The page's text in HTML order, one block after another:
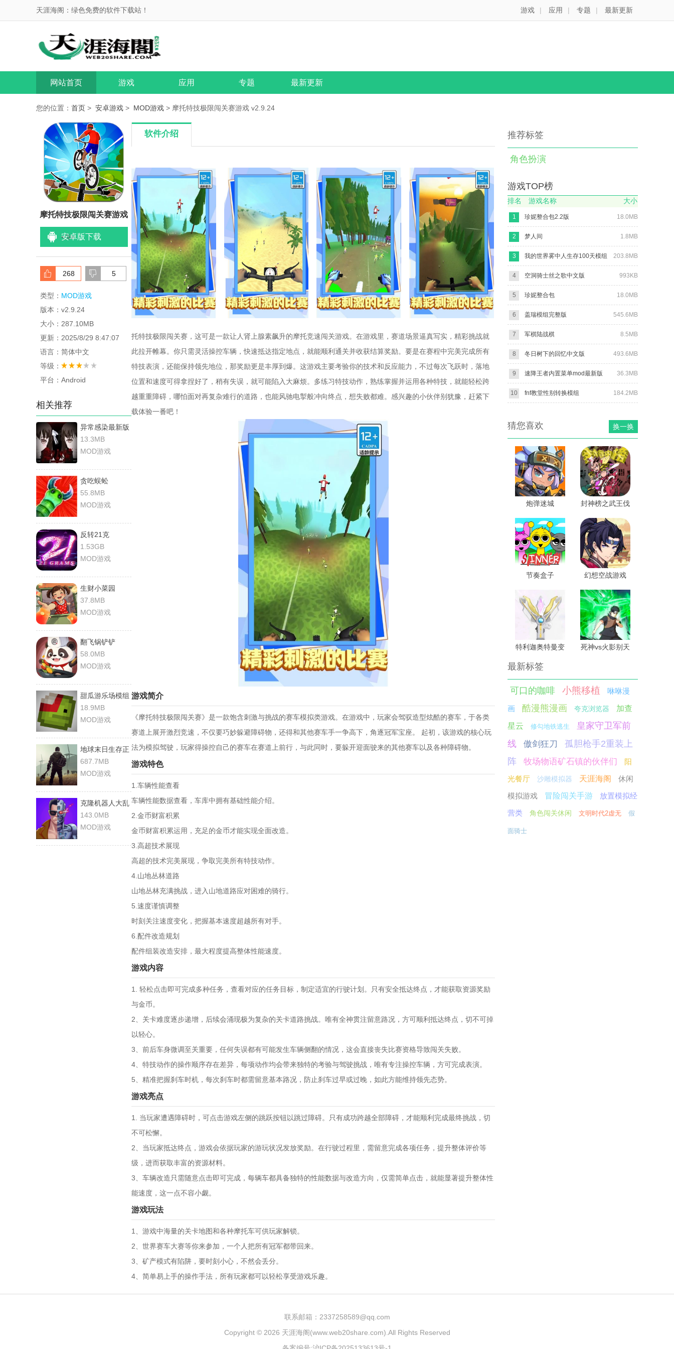
天涯海阁：绿色免费的软件下载站！ 游戏 | 应用 | 专题 | 最新更新
网站首页 游戏 应用 专题 最新更新
您的位置： 首页 > 安卓游戏 > MOD游戏 > 摩托特技极限闯关赛游戏 v2.9.24
摩托特技极限闯关赛游戏
安卓版下载
</li>
268 5
类型： MOD游戏
版本：v2.9.24
大小：287.10MB
更新：2025/8/29 8:47:07
语言：简体中文
等级：
平台：Android
相关推荐
异常感染最新版
13.3MB
MOD游戏
贪吃蜈蚣
55.8MB
MOD游戏
反转21克
1.53GB
MOD游戏
生财小菜园
37.8MB
MOD游戏
翻飞锅铲铲
58.0MB
MOD游戏
甜瓜游乐场模组
版
18.9MB
MOD游戏
地球末日生存正
版
687.7MB
MOD游戏
克隆机器人大乱
斗正版
143.0MB
MOD游戏
软件介绍
托特技极限闯关赛，这可是一款让人肾上腺素飙升的摩托竞速闯关游戏。在游戏里，赛道场景逼真写实，精彩挑战就
此拉开帷幕。你只需灵活操控车辆，快速抵达指定地点，就能顺利通关并收获结算奖励。要是在赛程中完美完成所有
特技表演，还能保持领先地位，那奖励更是丰厚到爆。这游戏主要考验你的技术和反应能力，不过每次飞跃时，落地
位置和速度可得拿捏好了，稍有失误，就可能陷入大麻烦。多练习特技动作，熟练掌握并运用各种特技，就能轻松跨
越重重障碍，哪怕面对再复杂难行的道路，也能风驰电掣般冲向终点，想失败都难。感兴趣的小伙伴别犹豫，赶紧下
载体验一番吧！
游戏简介
《摩托特技极限闯关赛》是一款饱含刺激与挑战的赛车模拟类游戏。在游戏中，玩家会驾驭造型炫酷的赛车，于各类
赛道上展开激烈竞速，不仅要巧妙躲避障碍物，还得和其他赛车手一争高下，角逐冠军宝座。 起初，该游戏的核心玩
法为模拟驾驶，玩家得操控自己的赛车在赛道上前行，与此同时，要躲开迎面驶来的其他赛车以及各种障碍物。
游戏特色
1.车辆性能查看
车辆性能数据查看，车库中拥有基础性能介绍。
2.金币财富积累
金币财富积累运用，充足的金币才能实现全面改造。
3.高超技术展现
高超的技术完美展现，争取完美所有特技动作。
4.山地丛林道路
山地丛林充满挑战，进入山地道路应对困难的骑行。
5.速度谨慎调整
时刻关注速度变化，把握基本速度超越所有对手。
6.配件改造规划
配件组装改造安排，最大程度提高整体性能速度。
游戏内容
1. 轻松点击即可完成多种任务，查看对应的任务目标，制定适宜的行驶计划。只有安全抵达终点，才能获取资源奖励
与金币。
2、关卡难度逐步递增，后续会涌现极为复杂的关卡道路挑战。唯有全神贯注留意路况，方可顺利抵达终点，切不可掉
以轻心。
3、前后车身微调至关重要，任何失误都有可能发生车辆侧翻的情况，这会直接丧失比赛资格导致闯关失败。
4、特技动作的操作顺序存在差异，每项动作均会带来独特的考验与驾驶挑战，唯有专注操控车辆，方可完成表演。
5、精准把握刹车时机，每次刹车时都需留意基本路况，防止刹车过早或过晚，如此方能维持领先态势。
游戏亮点
1. 当玩家遭遇障碍时，可点击游戏左侧的跳跃按钮以跳过障碍。只有成功跨越全部障碍，才能顺利完成最终挑战，切
不可松懈。
2、当玩家抵达终点，游戏会依据玩家的游玩状况发放奖励。在行驶过程里，需留意完成各项任务，提升整体评价等
级，进而获取丰富的资源材料。
3、车辆改造只需随意点击即可完成，每辆车都具备独特的性能数据与改造方向，仅需简单点击，就能显著提升整体性
能速度，这一点不容小觑。
游戏玩法
1、游戏中海量的关卡地图和各种摩托车可供玩家解锁。
2、世界赛车大赛等你来参加，一个人把所有冠军都带回来。
3、矿产模式有陷阱，要时刻小心，不然会丢分。
4、简单易上手的操作手法，所有玩家都可以轻松享受游戏乐趣。
推荐标签
角色扮演
游戏TOP榜
排名 游戏名称 大小
1 18.0MB
珍妮整合包2.2版
2 1.8MB
梦人间
3 203.8MB
我的世界雾中人生存100天模组
4 993KB
空洞骑士丝之歌中文版
5 18.0MB
珍妮整合包
6 545.6MB
盖瑞模组完整版
7 8.5MB
军棋陆战棋
8 493.6MB
冬日树下的回忆中文版
9 36.3MB
速降王者内置菜单mod最新版
10 184.2MB
fnf教堂性别转换模组
换一换
猜您喜欢
炮弹迷城
封神榜之武王伐
节奏盒子
幻想空战游戏
特利迦奥特曼变
死神vs火影别天
最新标签
可口的咖啡 小熊移植 咻咻漫
画 酷漫熊漫画 夸克浏览器 加查
星云 修勾地铁逃生
皇家守卫军前
线
傲剑狂刀
孤胆枪手2重装上
阵
牧场物语矿石镇的伙伴们
阳
光餐厅
沙雕模拟器 天涯海阁
休闲
模拟游戏
冒险闯关手游
放置模拟经
营类
角色闯关休闲 文明时代2虚无 假
面骑士
联系邮箱：2337258589@qq.com
Copyright © 2026 天涯海阁(www.web20share.com).All Rights Reserved